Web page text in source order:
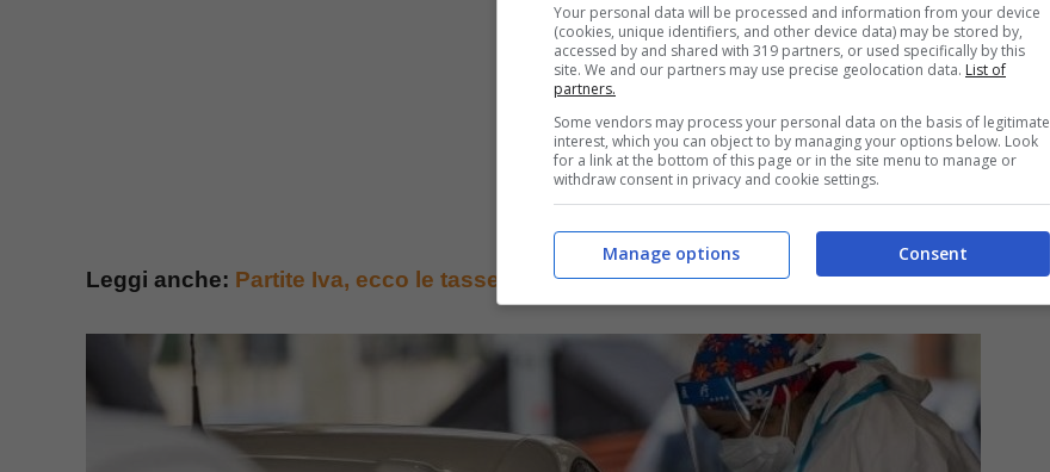
Leggi anche: Partite Iva, ecco le tasse che ti toccherà pagare nel 2022
Your personal data will be processed and information from your device
(cookies, unique identifiers, and other device data) may be stored by,
accessed by and shared with 319 partners, or used specifically by this
site. We and our partners may use precise geolocation data. List of
partners.
Some vendors may process your personal data on the basis of legitimate
interest, which you can object to by managing your options below. Look
for a link at the bottom of this page or in the site menu to manage or
withdraw consent in privacy and cookie settings.
Consent
Manage options